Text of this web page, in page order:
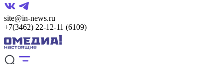
site@in-news.ru
+7(3462) 22-12-11 (6109)